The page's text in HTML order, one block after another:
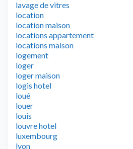
lavage de vitres
location
location maison
locations appartement
locations maison
logement
loger
loger maison
logis hotel
loué
louer
louis
louvre hotel
luxembourg
lyon